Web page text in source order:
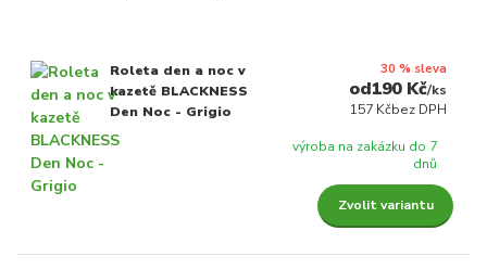
Roleta den a noc v
kazetě BLACKNESS
Den Noc - Grigio
30 % sleva
190 Kč/ks
157 Kčbez DPH
výroba na zakázku do 7
dnů
Zvolit variantu